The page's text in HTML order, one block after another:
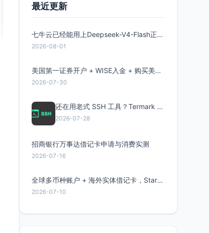
最近更新
七牛云已经能用上Deepseek-V4-Flash正式版了，点此领取300万Token
2026-08-01
美国第一证券开户 + WISE入金 + 购买美股全流程分享
2026-07-30
还在用老式 SSH 工具？Termark 新一代跨平台智能SSH客户端了解一下
2026-07-28
招商银行万事达借记卡申请与消费实测
2026-07-16
全球多币种账户 + 海外实体借记卡，Starryblu开户教程与注意事项
2026-07-10